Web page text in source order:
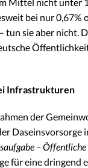
bei nur 0,67%
tun sie aber nicht.
Infrastrukturen
der
Daseinsvorsorge
–
für eine dringend